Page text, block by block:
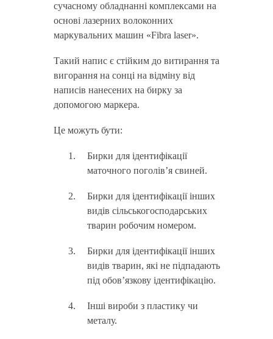
сучасному обладнанні комплексами на
основі лазерних волоконних
маркувальних машин «Fibra laser».
Такий напис є стійким до витирання та
вигорання на сонці на відміну від
написів нанесених на бирку за
допомогою маркера.
Це можуть бути:
Бирки для ідентифікації
маточного поголів’я свиней.
Бирки для ідентифікації інших
видів сільськогосподарських
тварин робочим номером.
Бирки для ідентифікації інших
видів тварин, які не підпадають
під обов’язкову ідентифікацію.
Інші вироби з пластику чи
металу.